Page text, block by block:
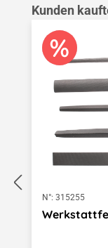
Produktgalerie
Kunden
N°: 315255